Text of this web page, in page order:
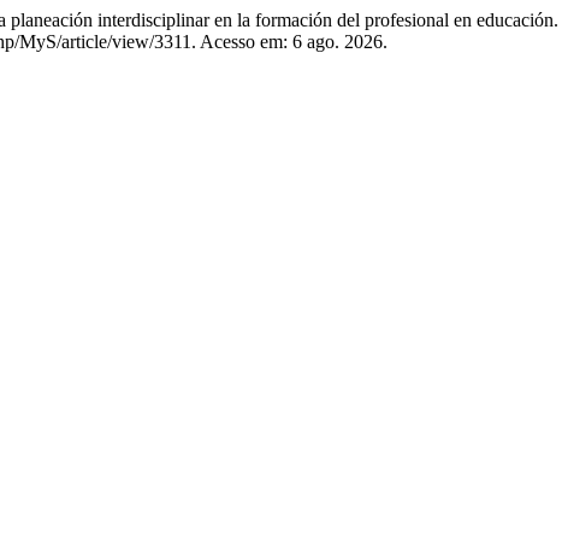
interdisciplinar en la formación del profesional en educación.
MyS/article/view/3311. Acesso em: 6 ago. 2026.